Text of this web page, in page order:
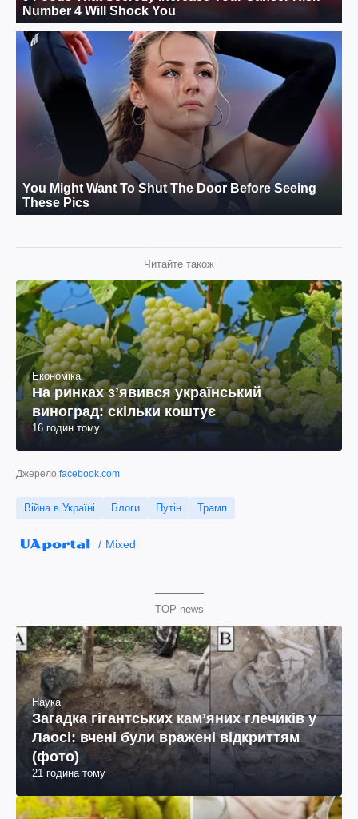
Читайте також
Економіка
На ринках зʼявився український
виноград: скільки коштує
16 годин тому
Джерело:facebook.com
Війна в Україні Блоги Путін Трамп
Mixed
TOP news
Наука
Загадка гігантських камʼяних глечиків у
Лаосі: вчені були вражені відкриттям
(фото)
21 година тому